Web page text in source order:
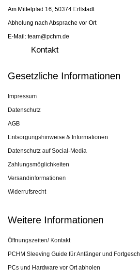
Am Mittelpfad 16, 50374 Erftstadt
Abholung nach Absprache vor Ort
E-Mail: team@pchm.de
Kontakt
Gesetzliche Informationen
Impressum
Datenschutz
AGB
Entsorgungshinweise & Informationen
Datenschutz auf Social-Media
Zahlungsmöglichkeiten
Versandinformationen
Widerrufsrecht
Weitere Informationen
Öffnungszeiten/ Kontakt
PCHM Sleeving Guide für Anfänger und
PCs und Hardware vor Ort abholen